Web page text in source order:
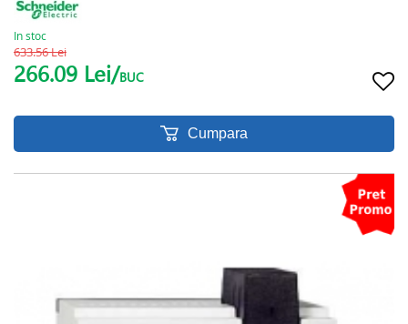
In stoc
633.56 Lei
266.09 Lei/BUC
Cumpara